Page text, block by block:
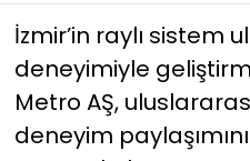
İzmir’in raylı sistem
deneyimiyle
Metro AŞ,
deneyim
Yaşam
YEREL POLİTİKA